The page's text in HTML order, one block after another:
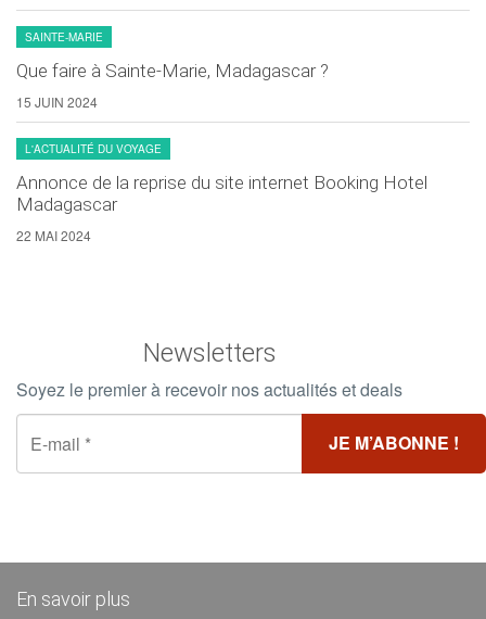
SAINTE-MARIE
Que faire à Sainte-Marie, Madagascar ?
15 JUIN 2024
L'ACTUALITÉ DU VOYAGE
Annonce de la reprise du site internet Booking Hotel
Madagascar
22 MAI 2024
Newsletters
Soyez le premier à recevoir nos actualités et deals
En savoir plus